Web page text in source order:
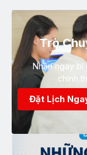
Trò
Nhận ngay bí
chính
Đặt Lịch